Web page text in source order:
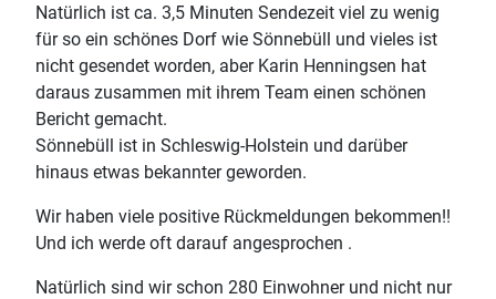
Natürlich ist ca. 3,5 Minuten Sendezeit viel zu wenig
für so ein schönes Dorf wie Sönnebüll und vieles ist
nicht gesendet worden, aber Karin Henningsen hat
daraus zusammen mit ihrem Team einen schönen
Bericht gemacht.
Sönnebüll ist in Schleswig-Holstein und darüber
hinaus etwas bekannter geworden.
Wir haben viele positive Rückmeldungen bekommen!!
Und ich werde oft darauf angesprochen .
Natürlich sind wir schon 280 Einwohner und nicht nur